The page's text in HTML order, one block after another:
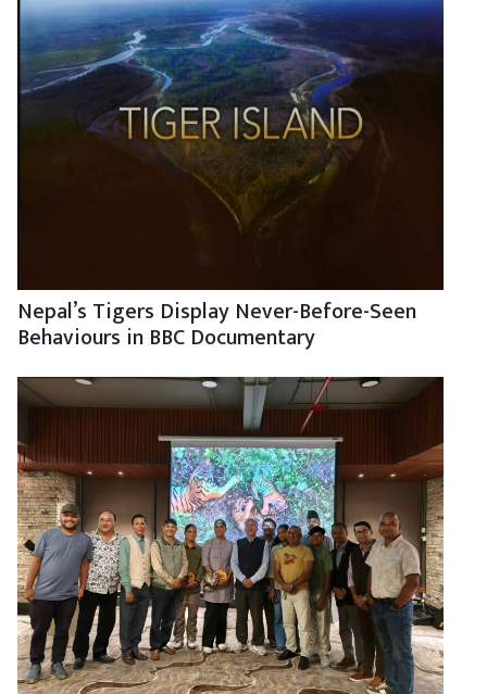
Nepal’s Tigers Display Never-Before-Seen
Behaviours in BBC Documentary